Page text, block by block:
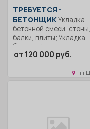
ТРЕБУЕТСЯ -
БЕТОНЩИК
бетонной смеси, стены,
балки, плиты; Укладка
бетонной смеси...
от 120 000 руб.
пгт